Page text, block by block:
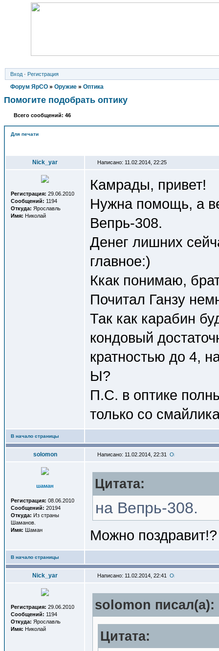
Вход · Регистрация
Форум ЯрСО » Оружие » Оптика
Помогите подобрать оптику
Всего сообщений: 46
Для печати
Nick_yar Написано: 11.02.2014, 22:25
Регистрация: 29.06.2010
Сообщений: 1194
Откуда: Ярославль
Имя: Николай
Камрады, привет!
Нужна помощь, а
Вепрь-308.
Денег лишних
главное:)
Ккак понимаю,
Почитал Ганзу
Так как карабин
кондовый
кратностью до 4,
Ы?
П.С. в оптике
только со
В начало страницы
solomon Написано: 11.02.2014, 22:31
шаман
Регистрация: 08.06.2010
Сообщений: 20194
Откуда: Из страны
Шаманов.
Имя: Шаман
Цитата:
на Вепрь-308.
Можно поздравит!?
В начало страницы
Nick_yar Написано: 11.02.2014, 22:41
Регистрация: 29.06.2010
Сообщений: 1194
Откуда: Ярославль
Имя: Николай
solomon писал(a):
Цитата: